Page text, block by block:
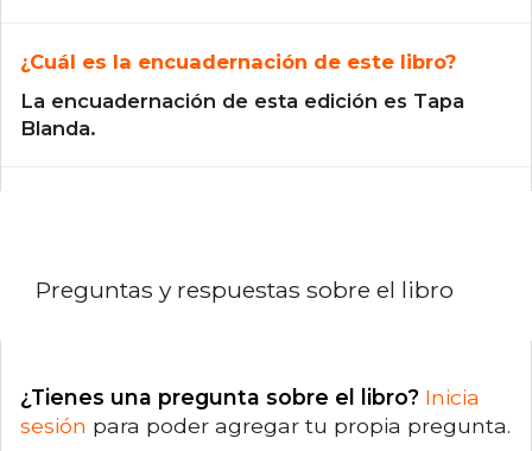
¿Cuál es la encuadernación de este libro?
La encuadernación de esta edición es Tapa
Blanda.
Preguntas y respuestas sobre el libro
¿Tienes una pregunta sobre el libro? Inicia
sesión para poder agregar tu propia pregunta.